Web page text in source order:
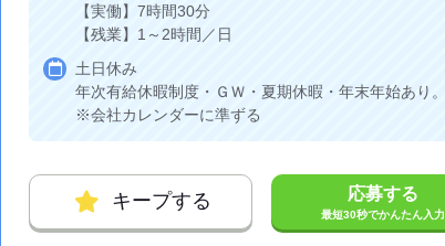
【実働】7時間30分
【残業】1～2時間／日
土日休み
年次有給休暇制度・ＧＷ・夏期休暇・年末年始あり。
※会社カレンダーに準ずる
キープする 応募する
最短30秒でかんたん入力